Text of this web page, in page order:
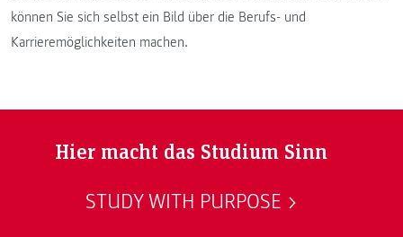
können Sie sich selbst ein Bild über die Berufs- und
Karrieremöglichkeiten machen.
Hier macht das Studium Sinn
STUDY WITH PURPOSE